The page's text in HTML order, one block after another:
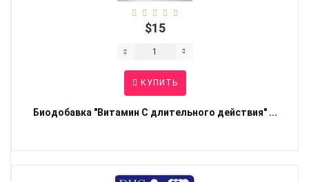
$15
КУПИТЬ
Биодобавка "Витамин С длительного действия" ...